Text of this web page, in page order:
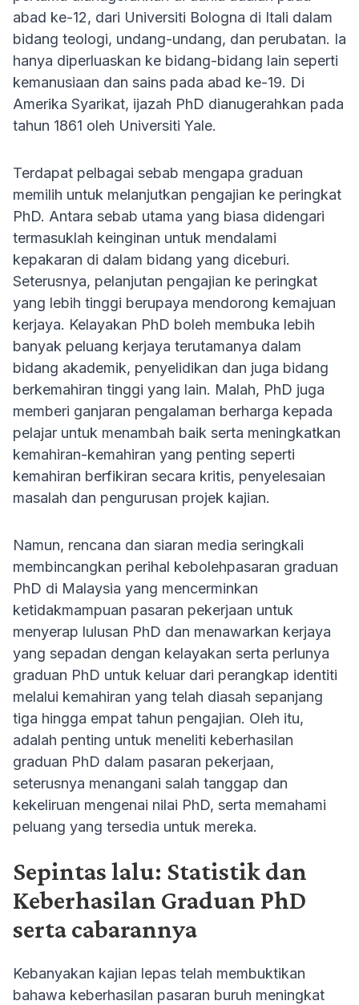
abad ke-12, dari Universiti Bologna di Itali dalam
bidang teologi, undang-undang, dan perubatan. Ia
hanya diperluaskan ke bidang-bidang lain seperti
kemanusiaan dan sains pada abad ke-19. Di
Amerika Syarikat, ijazah PhD dianugerahkan pada
tahun 1861 oleh Universiti Yale.
Terdapat pelbagai sebab mengapa graduan
memilih untuk melanjutkan pengajian ke peringkat
PhD. Antara sebab utama yang biasa didengari
termasuklah keinginan untuk mendalami
kepakaran di dalam bidang yang diceburi.
Seterusnya, pelanjutan pengajian ke peringkat
yang lebih tinggi berupaya mendorong kemajuan
kerjaya. Kelayakan PhD boleh membuka lebih
banyak peluang kerjaya terutamanya dalam
bidang akademik, penyelidikan dan juga bidang
berkemahiran tinggi yang lain. Malah, PhD juga
memberi ganjaran pengalaman berharga kepada
pelajar untuk menambah baik serta meningkatkan
kemahiran-kemahiran yang penting seperti
kemahiran berfikiran secara kritis, penyelesaian
masalah dan pengurusan projek kajian.
Namun, rencana dan siaran media seringkali
membincangkan perihal kebolehpasaran graduan
PhD di Malaysia yang mencerminkan
ketidakmampuan pasaran pekerjaan untuk
menyerap lulusan PhD dan menawarkan kerjaya
yang sepadan dengan kelayakan serta perlunya
graduan PhD untuk keluar dari perangkap identiti
melalui kemahiran yang telah diasah sepanjang
tiga hingga empat tahun pengajian. Oleh itu,
adalah penting untuk meneliti keberhasilan
graduan PhD dalam pasaran pekerjaan,
seterusnya menangani salah tanggap dan
kekeliruan mengenai nilai PhD, serta memahami
peluang yang tersedia untuk mereka.
Sepintas lalu: Statistik dan
Keberhasilan Graduan PhD
serta cabarannya
Kebanyakan kajian lepas telah membuktikan
bahawa keberhasilan pasaran buruh meningkat